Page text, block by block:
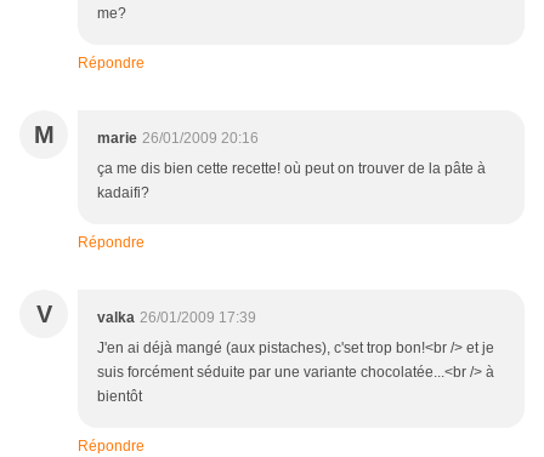
me?
Répondre
M marie 26/01/2009 20:16
ça me dis bien cette recette! où peut on trouver de la pâte à
kadaifi?
Répondre
V valka 26/01/2009 17:39
J'en ai déjà mangé (aux pistaches), c'set trop bon!<br /> et je
suis forcément séduite par une variante chocolatée...<br /> à
bientôt
Répondre